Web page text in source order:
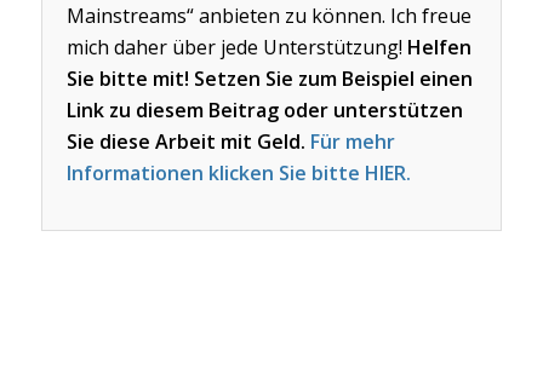
Mainstreams“ anbieten zu können. Ich freue
mich daher über jede Unterstützung! Helfen
Sie bitte mit! Setzen Sie zum Beispiel einen
Link zu diesem Beitrag oder unterstützen
Sie diese Arbeit mit Geld. Für mehr
Informationen klicken Sie bitte HIER.